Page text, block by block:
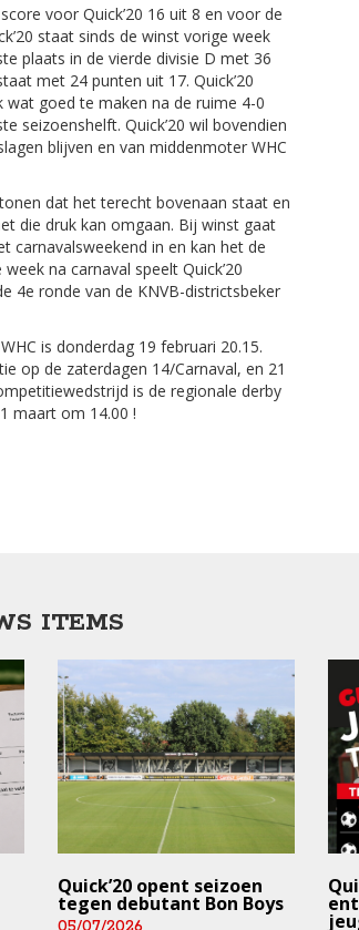
voor Quick’20 16 uit 8 en voor de
staat sinds de winst vorige week
plaats in de vierde divisie D met 36
met 24 punten uit 17. Quick’20
wat goed te maken na de ruime 4-0
seizoenshelft. Quick’20 wil bovendien
blijven en van middenmoter WHC
dat het terecht bovenaan staat en
die druk kan omgaan. Bij winst gaat
carnavalsweekend in en kan het de
na carnaval speelt Quick’20
4e ronde van de KNVB-districtsbeker
is donderdag 19 februari 20.15.
op de zaterdagen 14/Carnaval, en 21
is de regionale derby
1 maart om 14.00 !
ITEMS
Quick’20 opent seizoen
tegen debutant Bon Boys